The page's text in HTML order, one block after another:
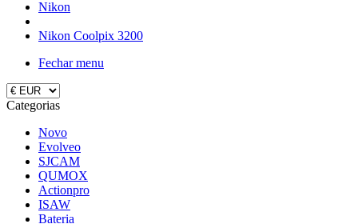
Nikon
Nikon Coolpix 3200
Fechar menu
Categorias
Novo
Evolveo
SJCAM
QUMOX
Actionpro
ISAW
Bateria